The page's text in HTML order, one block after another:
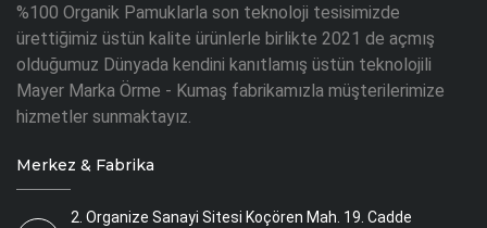
%100 Organik Pamuklarla son teknoloji tesisimizde
ürettiğimiz üstün kalite ürünlerle birlikte 2021 de açmış
olduğumuz Dünyada kendini kanıtlamış üstün teknolojili
Mayer Marka Örme - Kumaş fabrikamızla müşterilerimize
hizmetler sunmaktayız.
Merkez & Fabrika
2. Organize Sanayi Sitesi Koçören Mah. 19. Cadde